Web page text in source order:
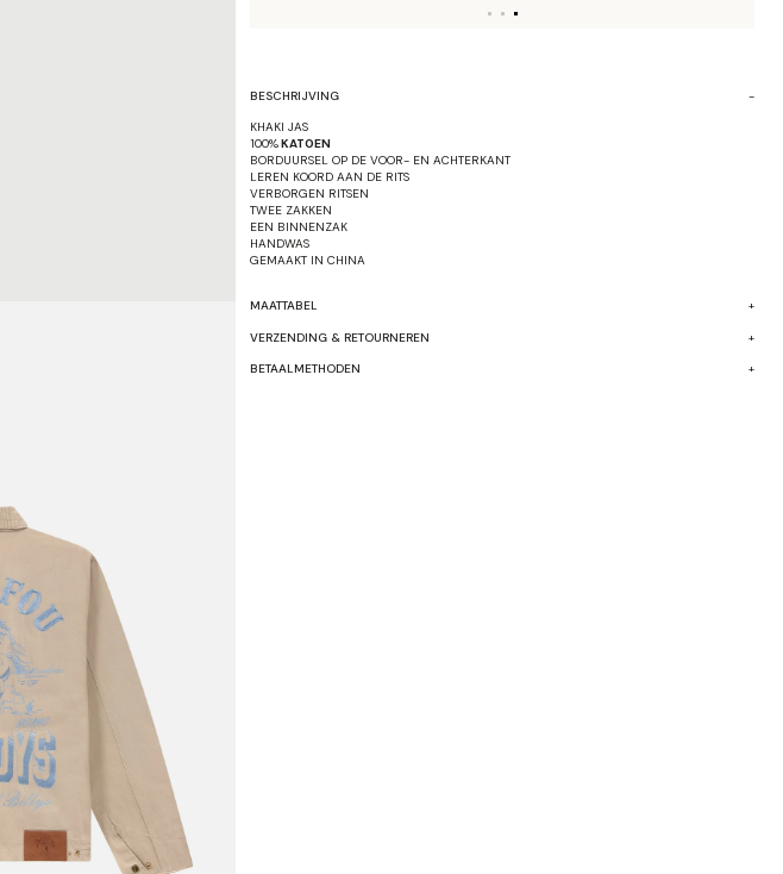
100% KATOEN
BORDUURSEL OP DE VOOR- EN ACHTERKANT
LEREN KOORD AAN DE RITS
VERBORGEN RITSEN
TWEE ZAKKEN
EEN BINNENZAK
HANDWAS
GEMAAKT IN CHINA